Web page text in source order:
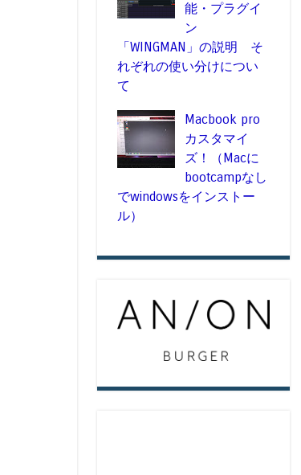
能・プラグイ
ン
「WINGMAN」の説明 そ
れぞれの使い分けについ
て
Macbook pro
カスタマイ
ズ！（Macに
bootcampなし
でwindowsをインストー
ル）